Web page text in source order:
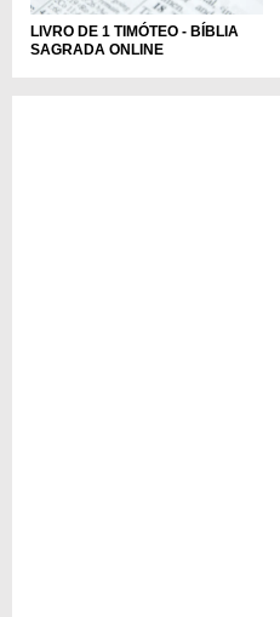
LIVRO DE 1 TIMÓTEO - BÍBLIA
SAGRADA ONLINE